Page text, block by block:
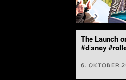
The Launch
#disney
6. OKTOBER